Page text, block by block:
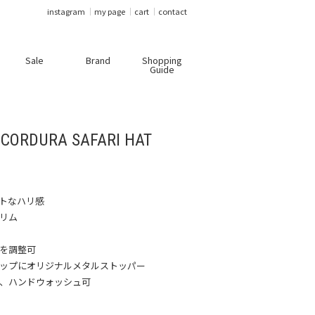
instagram my page cart contact
Sale Brand Shopping
Guide
SAFARI HAT
なハリ感
ム
調整可
プにオリジナルメタルストッパー
ハンドウォッシュ可